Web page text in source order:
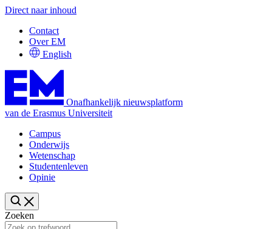
Direct naar inhoud
Contact
Over EM
English
Onafhankelijk nieuwsplatform
van de Erasmus Universiteit
Campus
Onderwijs
Wetenschap
Studentenleven
Opinie
Zoeken